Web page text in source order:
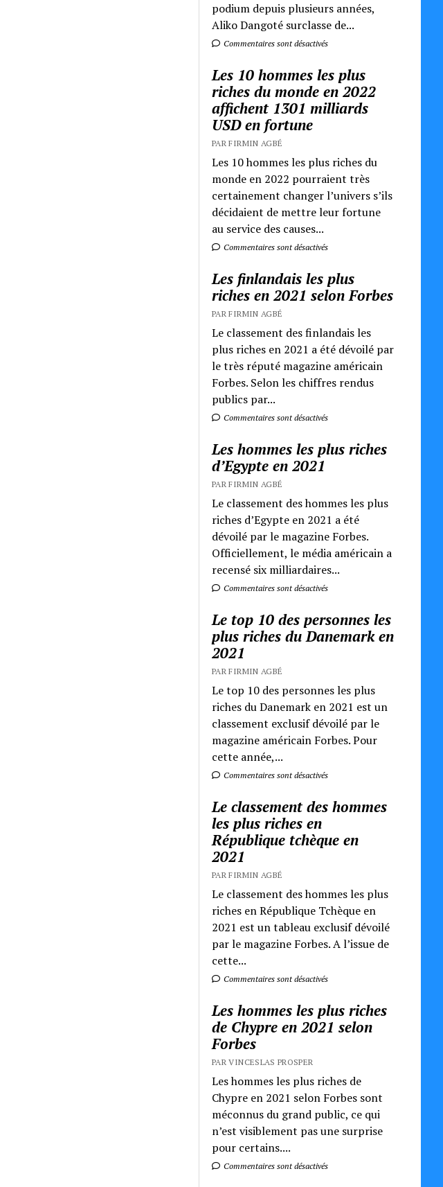
podium depuis plusieurs années,
Aliko Dangoté surclasse de...
Commentaires sont désactivés
Les 10 hommes les plus
riches du monde en 2022
affichent 1301 milliards
USD en fortune
PAR FIRMIN AGBÉ
Les 10 hommes les plus riches du
monde en 2022 pourraient très
certainement changer l’univers s’ils
décidaient de mettre leur fortune
au service des causes...
Commentaires sont désactivés
Les finlandais les plus
riches en 2021 selon Forbes
PAR FIRMIN AGBÉ
Le classement des finlandais les
plus riches en 2021 a été dévoilé par
le très réputé magazine américain
Forbes. Selon les chiffres rendus
publics par...
Commentaires sont désactivés
Les hommes les plus riches
d’Egypte en 2021
PAR FIRMIN AGBÉ
Le classement des hommes les plus
riches d’Egypte en 2021 a été
dévoilé par le magazine Forbes.
Officiellement, le média américain a
recensé six milliardaires...
Commentaires sont désactivés
Le top 10 des personnes les
plus riches du Danemark en
2021
PAR FIRMIN AGBÉ
Le top 10 des personnes les plus
riches du Danemark en 2021 est un
classement exclusif dévoilé par le
magazine américain Forbes. Pour
cette année,...
Commentaires sont désactivés
Le classement des hommes
les plus riches en
République tchèque en
2021
PAR FIRMIN AGBÉ
Le classement des hommes les plus
riches en République Tchèque en
2021 est un tableau exclusif dévoilé
par le magazine Forbes. A l’issue de
cette...
Commentaires sont désactivés
Les hommes les plus riches
de Chypre en 2021 selon
Forbes
PAR VINCESLAS PROSPER
Les hommes les plus riches de
Chypre en 2021 selon Forbes sont
méconnus du grand public, ce qui
n’est visiblement pas une surprise
pour certains....
Commentaires sont désactivés